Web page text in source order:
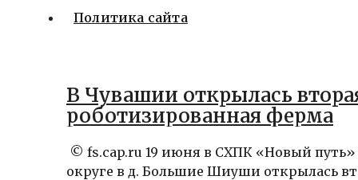
Политика сайта
В Чувашии открылась
роботизированная ферма
© fs.cap.ru 19 июня в СХПК «Новый
округе в д. Большие Шиуши открылась